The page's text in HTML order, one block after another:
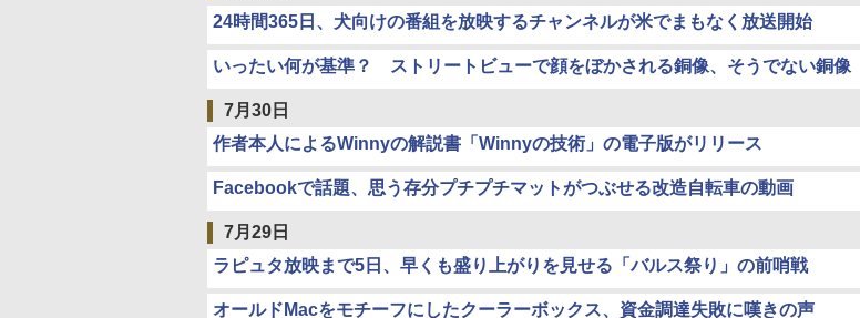
24時間365日、犬向けの番組を放映するチャンネルが米でまもなく放送開始
いったい何が基準？ ストリートビューで顔をぼかされる銅像、そうでない銅像
7月30日
作者本人によるWinnyの解説書「Winnyの技術」の電子版がリリース
Facebookで話題、思う存分プチプチマットがつぶせる改造自転車の動画
7月29日
ラピュタ放映まで5日、早くも盛り上がりを見せる「バルス祭り」の前哨戦
オールドMacをモチーフにしたクーラーボックス、資金調達失敗に嘆きの声